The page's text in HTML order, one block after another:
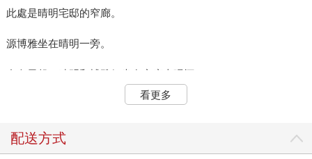
此處是晴明宅邸的窄廊。
源博雅坐在晴明一旁。
自白天起，晴明和博雅便坐在窄廊上喝酒。
庭院的梅花已經開了大半以上，四周飄蕩著梅花香。
「是。」
看更多
配送方式